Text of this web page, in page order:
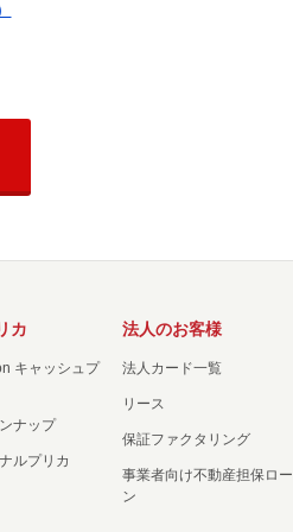
カ
キャッシュプ
ナップ
ルプリカ
法人のお客様
法人カード一覧
リース
保証ファクタリング
事業者向け不動産担保ロー
ン